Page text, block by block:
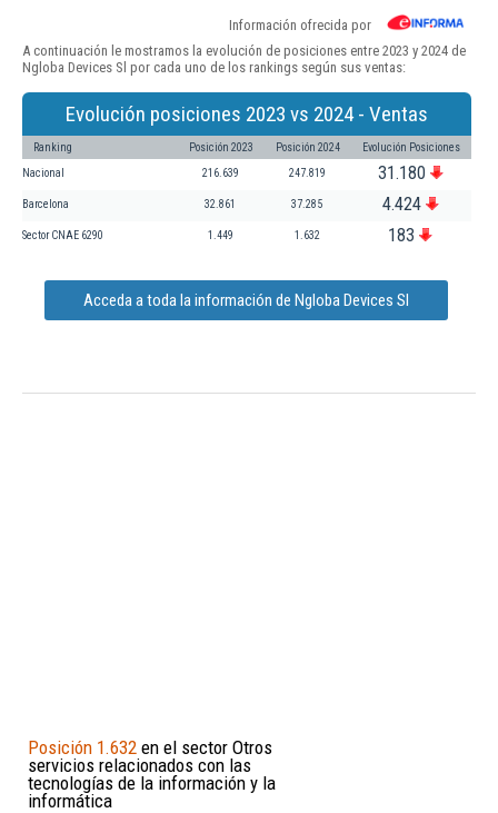
Información ofrecida por
A continuación le mostramos la evolución de posiciones entre 2023 y 2024 de
Ngloba Devices Sl por cada uno de los rankings según sus ventas:
Evolución posiciones 2023 vs 2024 - Ventas
Ranking Posición 2023 Posición 2024 Evolución Posiciones
Nacional 216.639 247.819 31.180
Barcelona 32.861 37.285 4.424
Sector CNAE 6290 1.449 1.632 183
Acceda a toda la información de Ngloba Devices Sl
Posición 1.632 en el sector Otros
servicios relacionados con las
tecnologías de la información y la
informática